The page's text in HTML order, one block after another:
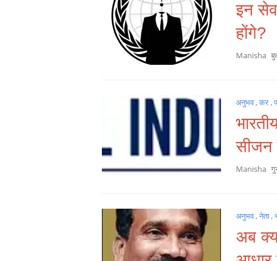
इन
होंगे?
Manisha
अनुभव,कर,
सीजन
Manisha
अनुभव,नेता,
अब